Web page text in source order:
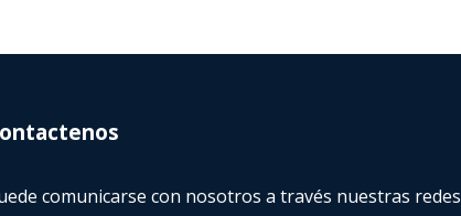
comunicarse con nosotros a través nuestras redes